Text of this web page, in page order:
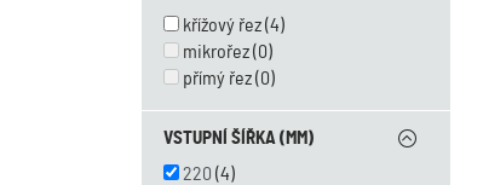
křížový řez(4)
mikrořez(0)
přímý řez(0)
VSTUPNÍ ŠÍŘKA (MM)
220 (4)